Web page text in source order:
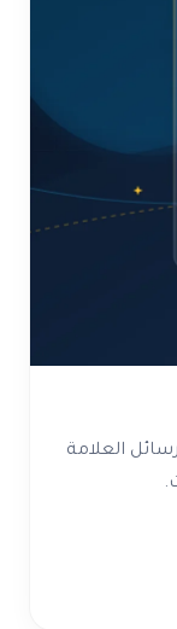
العلامة